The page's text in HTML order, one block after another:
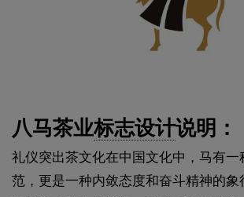
八马茶业标志设计说明：
礼仪突出茶文化在中国文化中，马有一
范，更是一种内敛态度和奋斗精神的象